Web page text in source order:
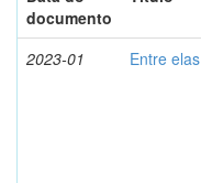
documento
2023-01 Entre elas